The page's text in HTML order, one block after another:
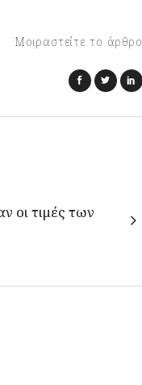
Μοιραστείτε το άρθρο
οι τιμές των